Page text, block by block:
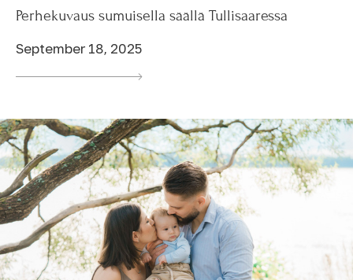
Perhekuvaus sumuisella säällä Tullisaaressa
September 18, 2025